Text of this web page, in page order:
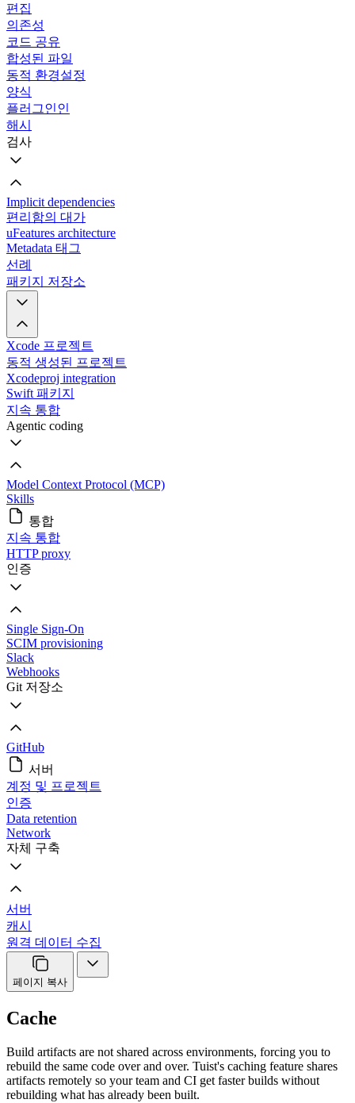
편집
의존성
코드 공유
합성된 파일
동적 환경설정
양식
플러그인인
해시
검사
Implicit dependencies
편리함의 대가
uFeatures architecture
Metadata 태그
선례
패키지 저장소
Xcode 프로젝트
동적 생성된 프로젝트
Xcodeproj integration
Swift 패키지
지속 통합
Agentic coding
Model Context Protocol (MCP)
Skills
통합
지속 통합
HTTP proxy
인증
Single Sign-On
SCIM provisioning
Slack
Webhooks
Git 저장소
GitHub
서버
계정 및 프로젝트
인증
Data retention
Network
자체 구축
서버
캐시
원격 데이터 수집
페이지 복사
Cache
Build artifacts are not shared across environments, forcing you to
rebuild the same code over and over. Tuist's caching feature shares
artifacts remotely so your team and CI get faster builds without
rebuilding what has already been built.